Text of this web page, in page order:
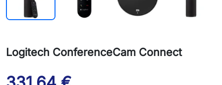
Logitech ConferenceCam Connect